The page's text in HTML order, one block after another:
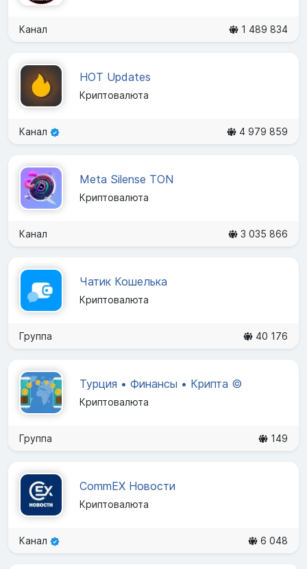
Канал 1 489 834
HOT Updates
Криптовалюта
Канал 4 979 859
Meta Silense TON
Криптовалюта
Канал 3 035 866
Чатик Кошелька
Криптовалюта
Группа 40 176
Турция • Финансы • Крипта ©️
Криптовалюта
Группа 149
CommEX Новости
Криптовалюта
Канал 6 048